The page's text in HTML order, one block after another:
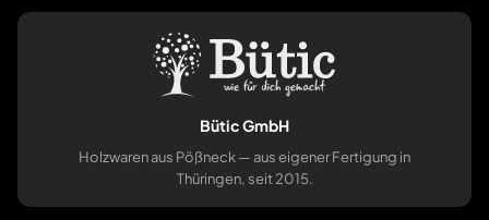
Bütic GmbH
Holzwaren aus Pößneck — aus eigener Fertigung in
Thüringen, seit 2015.